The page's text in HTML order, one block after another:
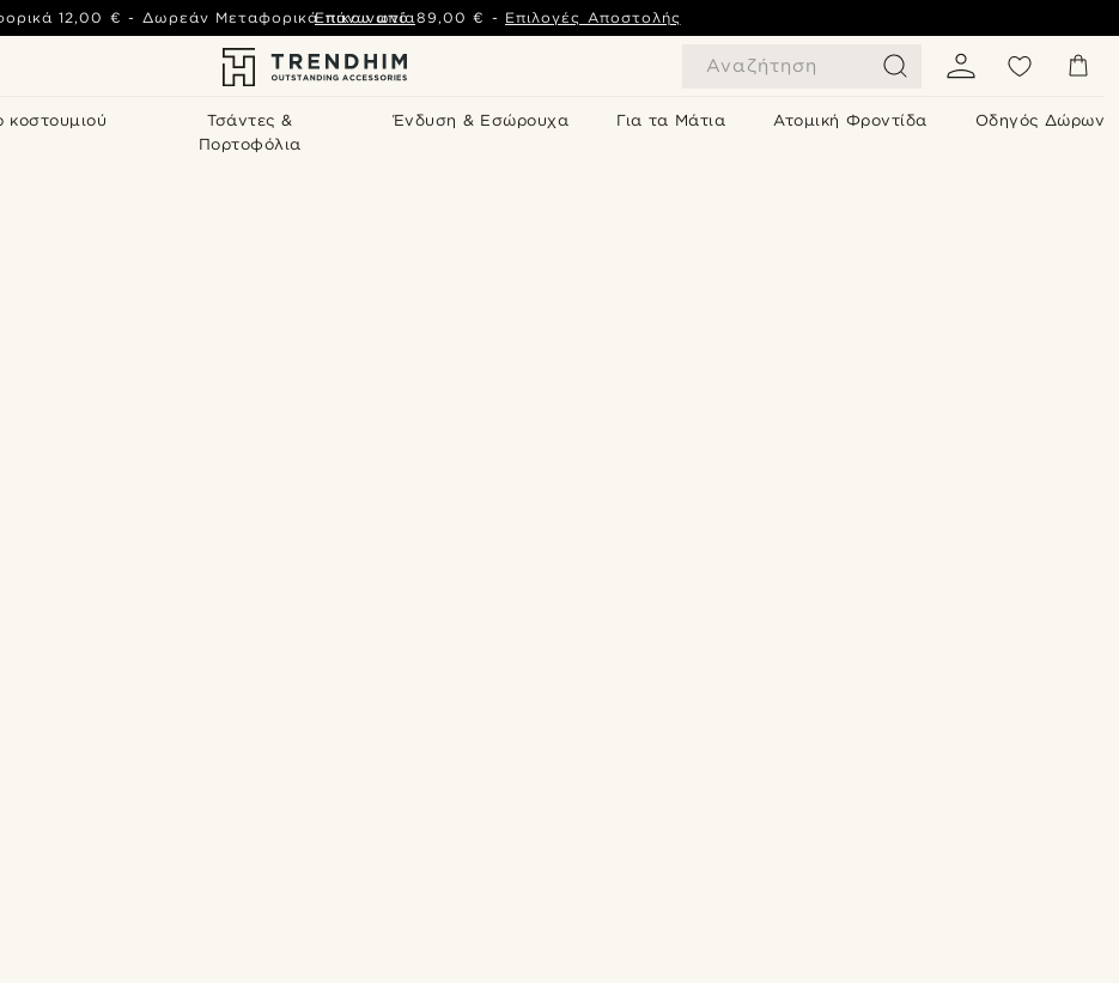
Αναζήτηση
κοστουμιού
Τσάντες &
Πορτοφόλια
Ένδυση & Εσώρουχα Για τα Μάτια Ατομική Φροντίδα Οδηγός Δώρων
12,00 € - Δωρεάν Μεταφορικά πάνω από89,00 € - Επιλογές Αποστολής
Επικοινωνία